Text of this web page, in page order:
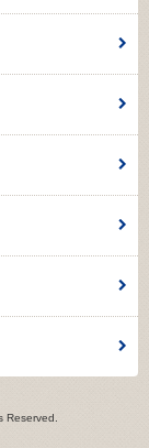
Reserved.